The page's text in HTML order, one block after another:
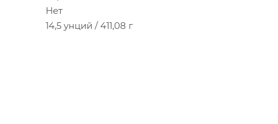
Нет
14,5 унций / 411,08 г